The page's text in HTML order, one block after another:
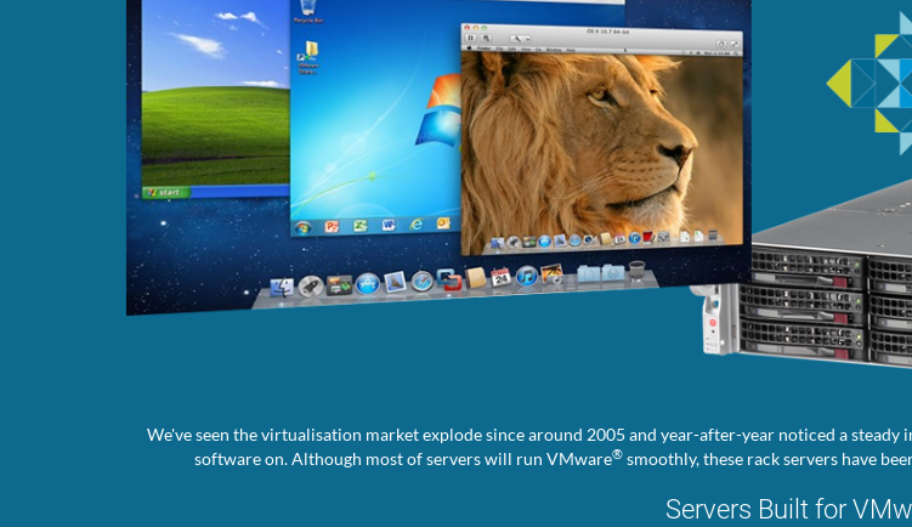
We've seen the virtualisation market explode since around 2005 and year-after-year noticed a
software on. Although most of servers will run VMware® smoothly, these rack servers have
Servers Built for